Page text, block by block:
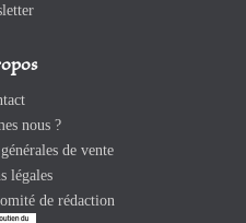
nous ?
de vente
légales
de rédaction